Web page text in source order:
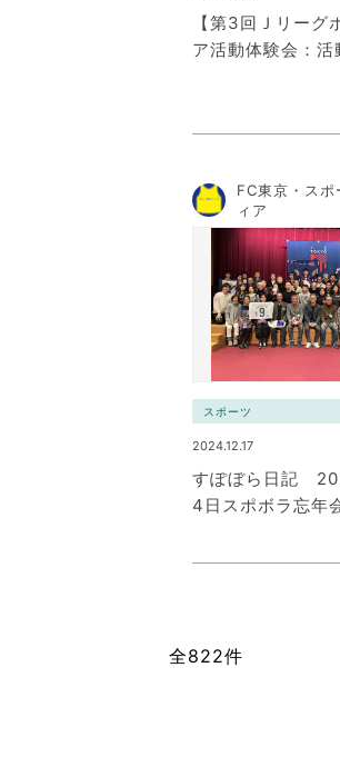
【第3回Ｊリーグ
ア活動体験会：活
FC東京・スポ
ィア
スポーツ
2024.12.17
すぽぼら日記
4日スポボラ忘年
全822件